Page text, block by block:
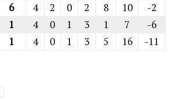
6 4 2 0 2 8 10
-2
1 4 0 1 3 1 7
-6
1 4 0 1 3 5 16 -11